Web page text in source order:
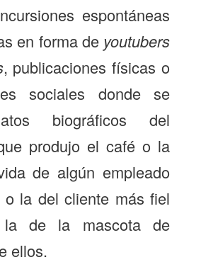
espontáneas
en forma de youtubers
, publicaciones físicas o
sociales donde se
biográficos del
produjo el café o la
de algún empleado
o la del cliente más fiel
la de la mascota de
ellos.